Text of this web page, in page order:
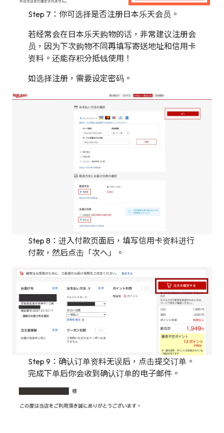
Step 7：你可选择是否注册日本乐天会员。
若经常会在日本乐天购物的话，非常建议注册会
员，因为下次购物不同再填写寄送地址和信用卡
资料。还能存积分抵钱使用！
如选择注册，需要设定密码。
Step 8：进入付款页面后，填写信用卡资料进行
付款，然后点击「次へ」。
Step 9：确认订单资料无误后，点击提交订单。
完成下单后你会收到确认订单的电子邮件。